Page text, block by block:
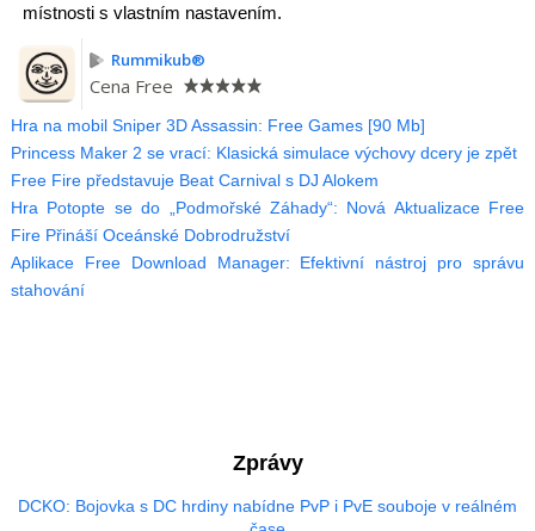
místnosti s vlastním nastavením.
Rummikub®
Cena Free
Hra na mobil Sniper 3D Assassin: Free Games [90 Mb]
Princess Maker 2 se vrací: Klasická simulace výchovy dcery je zpět
Free Fire představuje Beat Carnival s DJ Alokem
Hra Potopte se do „Podmořské Záhady“: Nová Aktualizace Free
Fire Přináší Oceánské Dobrodružství
Aplikace Free Download Manager: Efektivní nástroj pro správu
stahování
Zprávy
DCKO: Bojovka s DC hrdiny nabídne PvP i PvE souboje v reálném